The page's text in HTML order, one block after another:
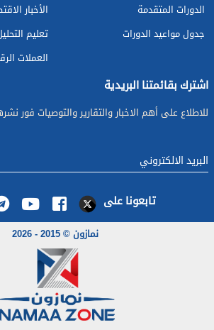
الدورات المتقدمة
جدول مواعيد الدورات
الأخبار
تعليم
العملات
اشترك بقائمتنا البريدية
للاطلاع على أهم الاخبار والتقارير والتوصيات فور
تابعونا على
نمازون © 2015 - 2026